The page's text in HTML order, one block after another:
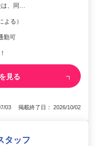
は、同…
る）
勤可
見る
03 掲載終了日： 2026/10/02
タッフ